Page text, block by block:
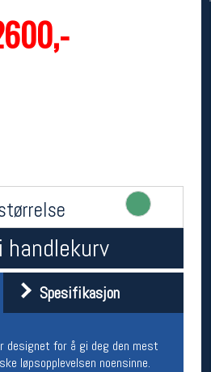
handlekurv
Spesifikasjon
designet for å gi deg den mest
løpsopplevelsen noensinne.
klokken 10-13)
butikk